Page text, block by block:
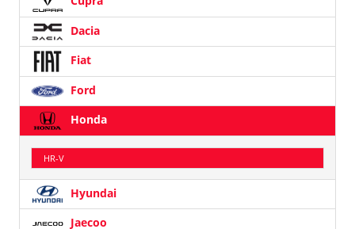
Dacia
Fiat
Ford
Honda
HR-V
Hyundai
Jaecoo